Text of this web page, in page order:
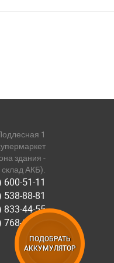
1
здания -
АКБ).
600-51-11
538-88-81
833-44-55
11-61
ПОДОБРАТЬ
АККУМУЛЯТОР